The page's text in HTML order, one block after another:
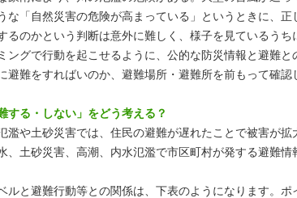
な「自然災害の危険が高まっている」というときに、
るのかという判断は意外に難しく、様子を見ているう
ングで行動を起こせるように、公的な防災情報と避難と
避難をすればいのか、避難場所・避難所を前もって確認
する・しない」をどう考える？
濫や土砂災害では、住民の避難が遅れたことで被害が
、土砂災害、高潮、内水氾濫で市区町村が発する避難
ルと避難行動等との関係は、下表のようになります。